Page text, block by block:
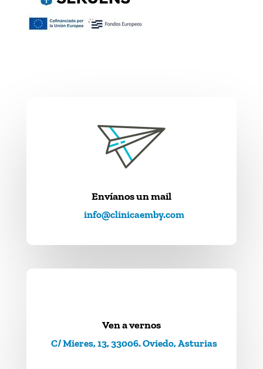
Envíanos un mail
info@clinicaemby.com
Ven a vernos
C/ Mieres, 13, 33006. Oviedo, Asturias